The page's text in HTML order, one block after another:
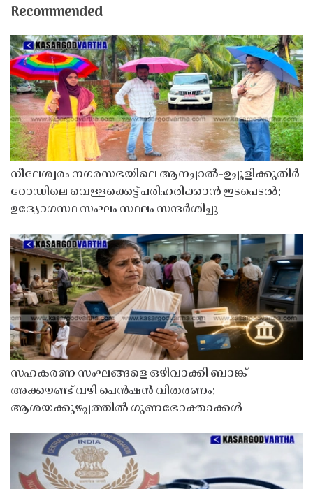
Recommended
നീലേശ്വരം നഗരസഭയിലെ ആനച്ചാൽ-ഉച്ചൂളിക്കുതിർ
റോഡിലെ വെള്ളക്കെട്ട് പരിഹരിക്കാൻ ഇടപെടൽ;
ഉദ്യോഗസ്ഥ സംഘം സ്ഥലം സന്ദർശിച്ചു
സഹകരണ സംഘങ്ങളെ ഒഴിവാക്കി ബാങ്ക്
അക്കൗണ്ട് വഴി പെൻഷൻ വിതരണം;
ആശയക്കുഴപ്പത്തിൽ ഗുണഭോക്താക്കൾ